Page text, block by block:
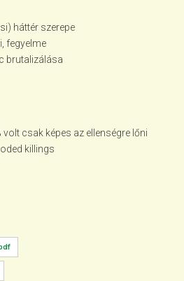
háttér szerepe
fegyelme
brutalizálása
csak képes az ellenségre lőni
killings